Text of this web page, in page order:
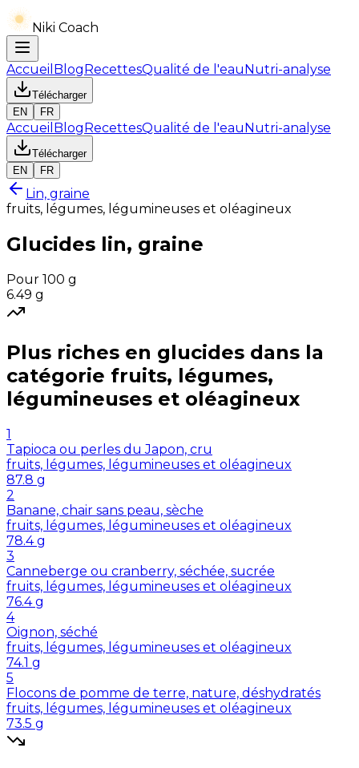
Niki Coach
Accueil BlogRecettesQualité de l'eauNutri-analyse
Télécharger
EN
FR
Accueil BlogRecettesQualité de l'eauNutri-analyse
Télécharger
EN
FR
Lin, graine
fruits, légumes, légumineuses et oléagineux
Glucides lin, graine
Pour 100 g
6.49 g
Plus riches en glucides dans la
catégorie fruits, légumes,
légumineuses et oléagineux
1
Tapioca ou perles du Japon, cru
fruits, légumes, légumineuses et oléagineux
87.8 g
2
Banane, chair sans peau, sèche
fruits, légumes, légumineuses et oléagineux
78.4 g
3
Canneberge ou cranberry, séchée, sucrée
fruits, légumes, légumineuses et oléagineux
76.4 g
4
Oignon, séché
fruits, légumes, légumineuses et oléagineux
74.1 g
5
Flocons de pomme de terre, nature, déshydratés
fruits, légumes, légumineuses et oléagineux
73.5 g